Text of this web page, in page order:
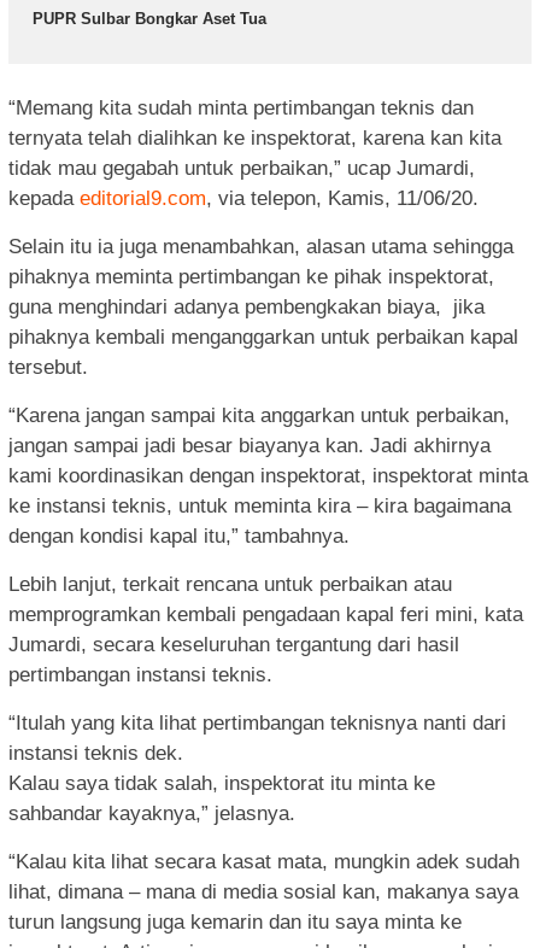
PUPR Sulbar Bongkar Aset Tua
“Memang kita sudah minta pertimbangan teknis dan
ternyata telah dialihkan ke inspektorat, karena kan kita
tidak mau gegabah untuk perbaikan,” ucap Jumardi,
kepada editorial9.com, via telepon, Kamis, 11/06/20.
Selain itu ia juga menambahkan, alasan utama sehingga
pihaknya meminta pertimbangan ke pihak inspektorat,
guna menghindari adanya pembengkakan biaya, jika
pihaknya kembali menganggarkan untuk perbaikan kapal
tersebut.
“Karena jangan sampai kita anggarkan untuk perbaikan,
jangan sampai jadi besar biayanya kan. Jadi akhirnya
kami koordinasikan dengan inspektorat, inspektorat minta
ke instansi teknis, untuk meminta kira – kira bagaimana
dengan kondisi kapal itu,” tambahnya.
Lebih lanjut, terkait rencana untuk perbaikan atau
memprogramkan kembali pengadaan kapal feri mini, kata
Jumardi, secara keseluruhan tergantung dari hasil
pertimbangan instansi teknis.
“Itulah yang kita lihat pertimbangan teknisnya nanti dari
instansi teknis dek.
Kalau saya tidak salah, inspektorat itu minta ke
sahbandar kayaknya,” jelasnya.
“Kalau kita lihat secara kasat mata, mungkin adek sudah
lihat, dimana – mana di media sosial kan, makanya saya
turun langsung juga kemarin dan itu saya minta ke